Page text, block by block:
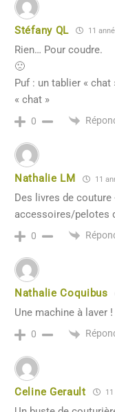
Stéfany QL 11
Rien… Pour coudre.
🙁
Puf : un tablier «
« chat »
0
Nathalie LM 11
Des livres de
accessoires/pelotes
0
Nathalie Coquibus
Une machine à laver !
0
Celine Gerault